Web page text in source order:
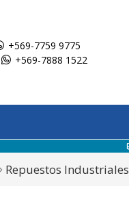
+569-7759 9775
+569-7888 1522
Repuestos Industriales